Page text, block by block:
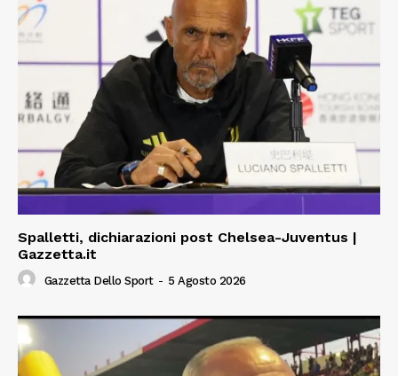
Spalletti, dichiarazioni post Chelsea-Juventus |
Gazzetta.it
Gazzetta Dello Sport - 5 Agosto 2026